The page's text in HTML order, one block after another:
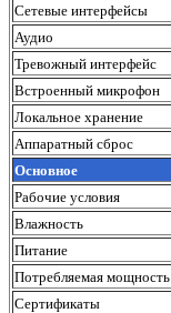
Сетевые интерфейсы
Аудио
Тревожный интерфейс
Встроенный микрофон
Локальное хранение
Аппаратный сброс
Основное
Рабочие условия
Влажность
Питание
Потребляемая мощность
Сертификаты